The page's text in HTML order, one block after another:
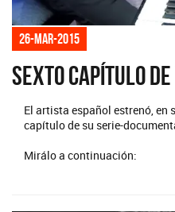
26-mar-2015
Sexto capítulo de
El artista español estrenó, en
capítulo de su serie-
Mirálo a continuación: